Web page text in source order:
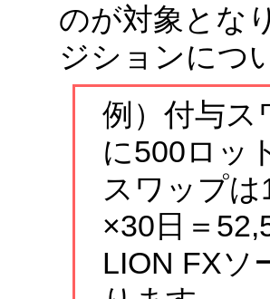
のが対象とな
ジションにつ
例）付与ス
に500ロッ
スワップ
×30日＝
LION FXソ